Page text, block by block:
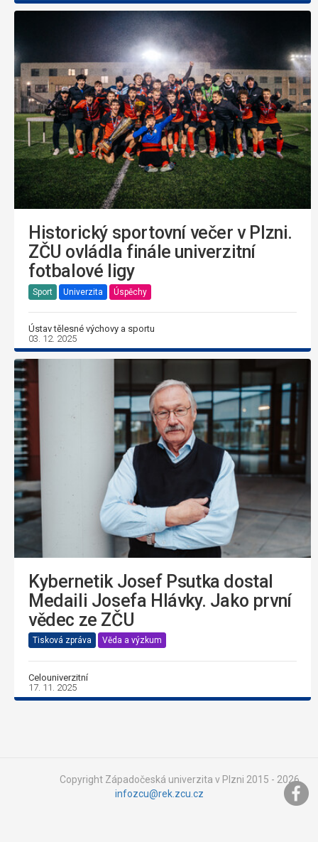
Historický sportovní večer v Plzni.
ZČU ovládla finále univerzitní
fotbalové ligy
Sport Univerzita Úspěchy
Ústav tělesné výchovy a sportu
03. 12. 2025
Kybernetik Josef Psutka dostal
Medaili Josefa Hlávky. Jako první
vědec ze ZČU
Tisková zpráva Věda a výzkum
Celouniverzitní
17. 11. 2025
Copyright Západočeská univerzita v Plzni 2015 - 2026,
infozcu@rek.zcu.cz